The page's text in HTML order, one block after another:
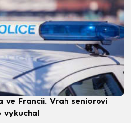
ve Francii. Vrah seniorovi
vykuchal